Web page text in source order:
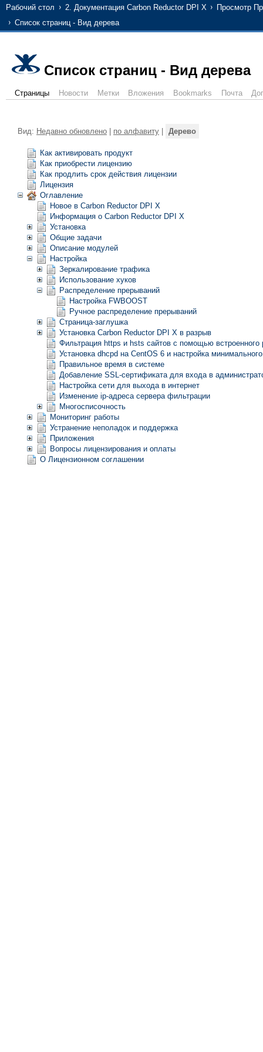
Рабочий стол 2. Документация Carbon Reductor DPI X
Просмотр
Список страниц - Вид дерева
Список страниц - Вид дерева
Страницы Новости Метки Вложения Bookmarks Почта
Вид: Недавно обновлено по алфавиту Дерево
Как активировать продукт
Как приобрести лицензию
Как продлить срок действия лицензии
Лицензия
Оглавление
Новое в Carbon Reductor DPI X
Информация о Carbon Reductor DPI X
Установка
Общие задачи
Описание модулей
Настройка
Зеркалирование трафика
Использование хуков
Распределение прерываний
Настройка FWBOOST
Ручное распределение прерываний
Страница-заглушка
Установка Carbon Reductor DPI X в разрыв
Фильтрация https и hsts сайтов с помощью встроенного
Установка dhcpd на CentOS 6 и настройка
Правильное время в системе
Добавление SSL-сертификата для входа в
Настройка сети для выхода в интернет
Изменение ip-адреса сервера фильтрации
Многосписочность
Мониторинг работы
Устранение неполадок и поддержка
Приложения
Вопросы лицензирования и оплаты
О Лицензионном соглашении